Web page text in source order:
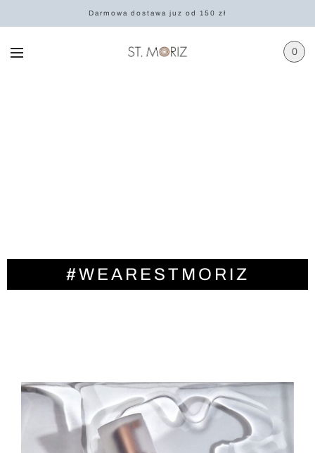
Darmowa dostawa juz od 150 zł
0
#WEARESTMORIZ